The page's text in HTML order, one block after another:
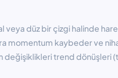
veya düz bir çizgi halinde
momentum kaybeder ve
değişiklikleri trend dönüşleri